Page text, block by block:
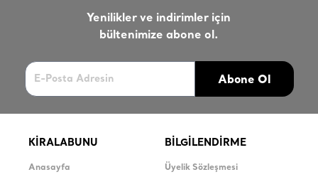
Yenilikler ve indirimler için
bültenimize abone ol.
Abone Ol
KİRALABUNU
Anasayfa
BİLGİLENDİRME
Üyelik Sözleşmesi